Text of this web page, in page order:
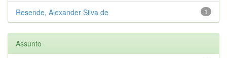
1
Resende, Alexander Silva de
Assunto